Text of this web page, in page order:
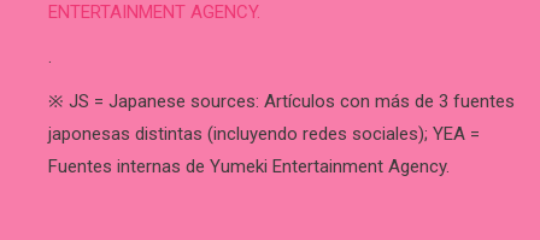
ENTERTAINMENT AGENCY.
.
※ JS = Japanese sources: Artículos con más de 3 fuentes
japonesas distintas (incluyendo redes sociales); YEA =
Fuentes internas de Yumeki Entertainment Agency.